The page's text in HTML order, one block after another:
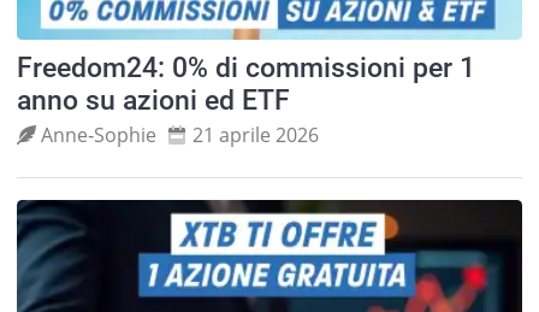
Freedom24: 0% di commissioni per 1
anno su azioni ed ETF
Anne‑Sophie 21 aprile 2026